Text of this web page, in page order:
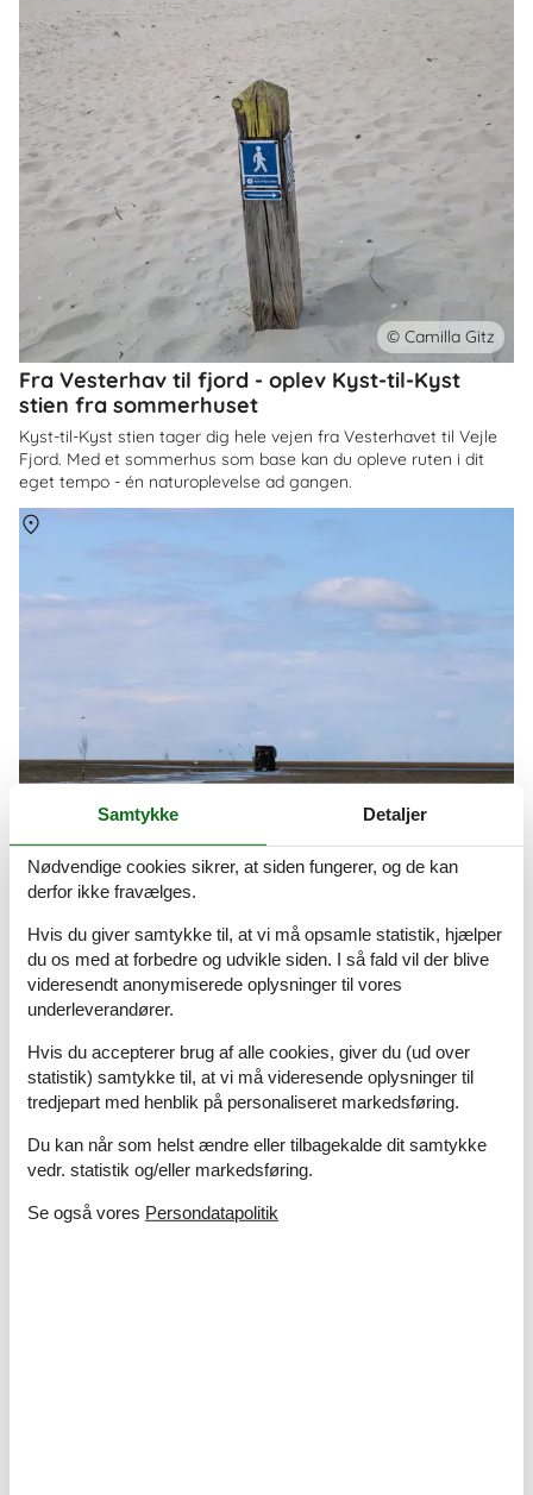
Fra Vesterhav til fjord - oplev Kyst-til-Kyst
stien fra sommerhuset
Kyst-til-Kyst stien tager dig hele vejen fra Vesterhavet til Vejle
Fjord. Med et sommerhus som base kan du opleve ruten i dit
eget tempo - én naturoplevelse ad gangen.
© Camilla Gitz
Mandø kåret som Årets Ø 2026 – en helt særlig
dansk perle
Mandø er netop kåret som Årets Ø 2026 – og det er ikke uden
grund. Den lille vadehavsø imponerer med stærkt fællesskab,
feriemål for både familier og par
Danmark
Samtykke Detaljer
Nødvendige cookies sikrer, at siden fungerer, og de kan
derfor ikke fravælges.
Hvis du giver samtykke til, at vi må opsamle statistik, hjælper
du os med at forbedre og udvikle siden. I så fald vil der blive
videresendt anonymiserede oplysninger til vores
underleverandører.
Hvis du accepterer brug af alle cookies, giver du (ud over
statistik) samtykke til, at vi må videresende oplysninger til
tredjepart med henblik på personaliseret markedsføring.
Du kan når som helst ændre eller tilbagekalde dit samtykke
vedr. statistik og/eller markedsføring.
Se også vores Persondatapolitik